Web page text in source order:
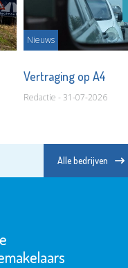
Nieuws
Vertraging op A4
Redactie - 31-07-2026
Alle bedrijven